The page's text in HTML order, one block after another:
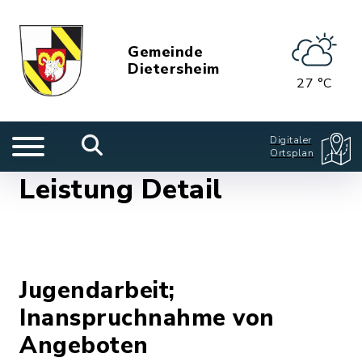
Gemeinde
Dietersheim
27 °C
Digitaler
Ortsplan
Leistung Detail
Jugendarbeit;
Inanspruchnahme von
Angeboten